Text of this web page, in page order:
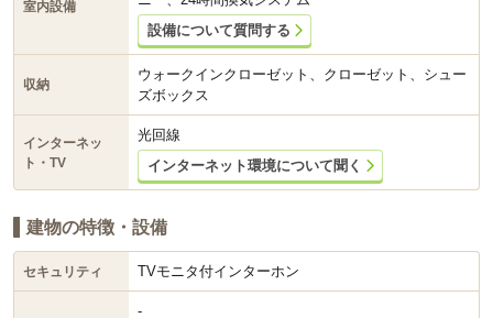
室内設備
設備について質問する
収納
ウォークインクローゼット、クローゼット、シュー
ズボックス
インターネッ
ト・TV
光回線
インターネット環境について聞く
建物の特徴・設備
セキュリティ TVモニタ付インターホン
-